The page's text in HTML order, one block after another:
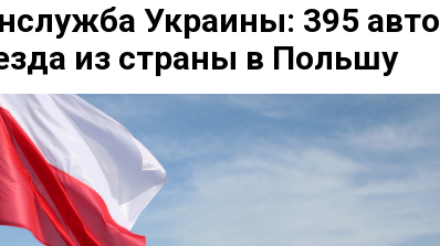
Украины: 395 авто
из страны в Польшу